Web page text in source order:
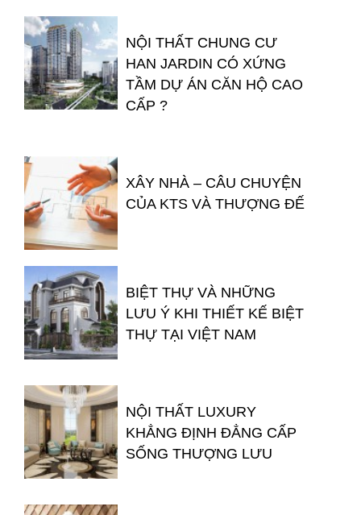
NỘI THẤT CHUNG CƯ
HAN JARDIN CÓ XỨNG
TẦM DỰ ÁN CĂN HỘ CAO
CẤP ?
XÂY NHÀ – CÂU CHUYỆN
CỦA KTS VÀ THƯỢNG ĐẾ
BIỆT THỰ VÀ NHỮNG
LƯU Ý KHI THIẾT KẾ BIỆT
THỰ TẠI VIỆT NAM
NỘI THẤT LUXURY
KHẲNG ĐỊNH ĐẲNG CẤP
SỐNG THƯỢNG LƯU